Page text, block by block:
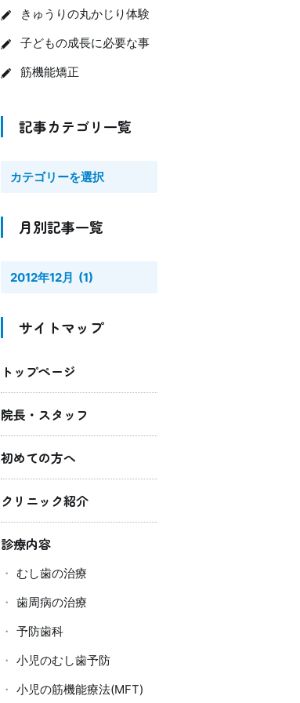
きゅうりの丸かじり体験
子どもの成長に必要な事
筋機能矯正
記事カテゴリ一覧
月別記事一覧
サイトマップ
トップページ
院長・スタッフ
初めての方へ
クリニック紹介
診療内容
むし歯の治療
歯周病の治療
予防歯科
小児のむし歯予防
小児の筋機能療法(MFT)